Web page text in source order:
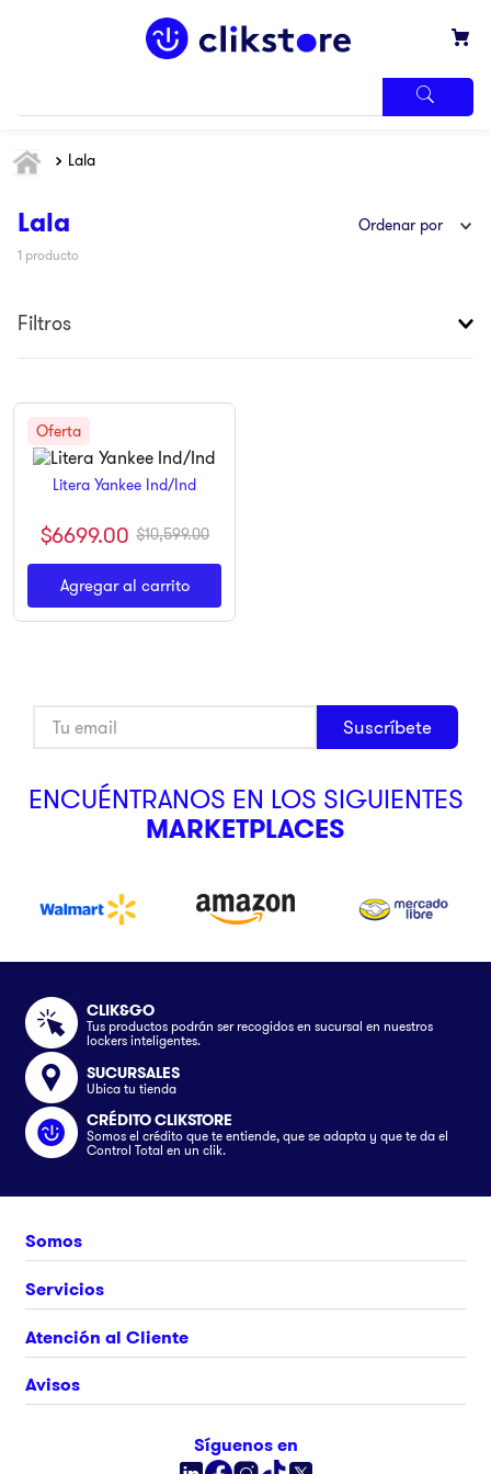
Lala
Lala Ordenar por
1 producto
Filtros
Litera Yankee Ind/Ind
$6699.00 $10,599.00
Agregar al carrito
Suscríbete
ENCUÉNTRANOS EN LOS SIGUIENTES
MARKETPLACES
CLIK&GO
Tus productos podrán ser recogidos en sucursal en nuestros
lockers inteligentes.
SUCURSALES
Ubica tu tienda
CRÉDITO CLIKSTORE
Somos el crédito que te entiende, que se adapta y que te da el
Control Total en un clik.
Somos
Nosotros
Únete al equipo
Contacto
Ubica tu tienda
Servicios
Crédito Clikstore
Gift Card
Atención al Cliente
¿Cómo comprar?
Facturación Electrónica
Avisos
Términos y Condiciones
Síguenos en
MÁS
1.
2.
refrigerador
4.
6.
winia
7.
xbox
.
lavadora